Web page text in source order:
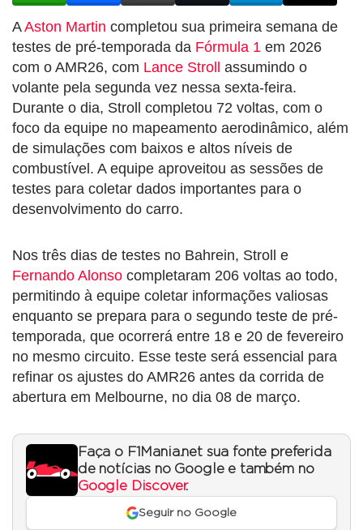
AAston Martin completou sua primeira semana de
testes de pré-temporada da Fórmula 1 em 2026
com o AMR26, com Lance Stroll assumindo o
volante pela segunda vez nessa sexta-feira.
Durante o dia, Stroll completou 72 voltas, com o
foco da equipe no mapeamento aerodinâmico, além
de simulações com baixos e altos níveis de
combustível. A equipe aproveitou as sessões de
testes para coletar dados importantes para o
desenvolvimento do carro.
Nos três dias de testes no Bahrein, Stroll e
Fernando Alonso completaram 206 voltas ao todo,
permitindo à equipe coletar informações valiosas
enquanto se prepara para o segundo teste de pré-
temporada, que ocorrerá entre 18 e 20 de fevereiro
no mesmo circuito. Esse teste será essencial para
refinar os ajustes do AMR26 antes da corrida de
abertura em Melbourne, no dia 08 de março.
Faça o F1Mania.net sua fonte preferida
de notícias no Google e também no
Google Discover.
Seguir no Google